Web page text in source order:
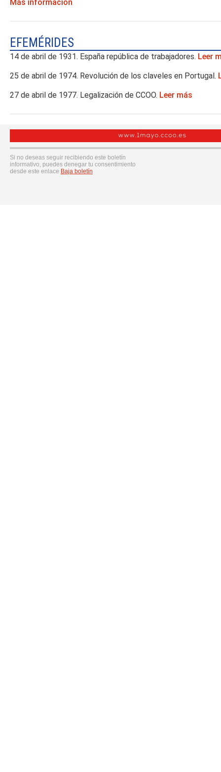
Más información
EFEMÉRIDES
14 de abril de 1931. España república de trabajadores. Leer
25 de abril de 1974. Revolución de los claveles en Portugal.
27 de abril de 1977. Legalización de CCOO. Leer más
Si no deseas seguir recibiendo este boletín
informativo, puedes denegar tu consentimiento
desde este enlace Baja boletín